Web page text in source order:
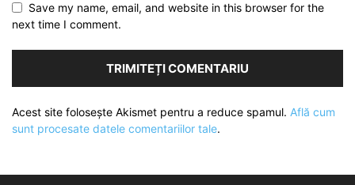
Save my name, email, and website in this browser for the
next time I comment.
Acest site folosește Akismet pentru a reduce spamul. Află cum
sunt procesate datele comentariilor tale.